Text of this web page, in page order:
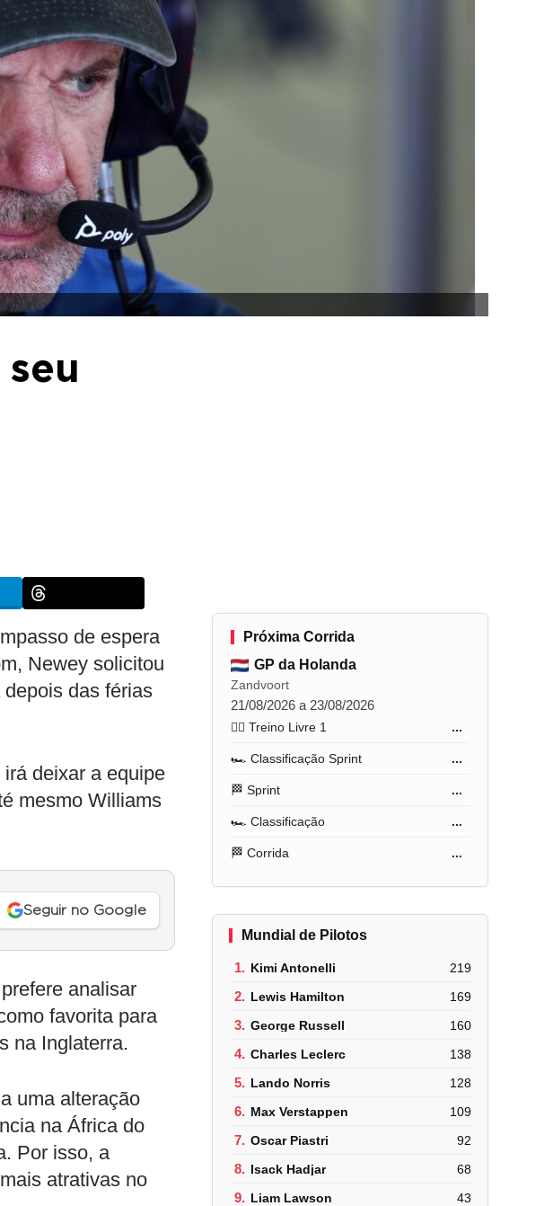
de espera
Newey solicitou
das férias
deixar a equipe
mesmo Williams
Seguir no Google
analisar
favorita para
na Inglaterra.
uma alteração
na África do
Por isso, a
atrativas no
Próxima Corrida
GP da Holanda
Zandvoort
21/08/2026 a 23/08/2026
🏋️‍♂️ Treino Livre 1 ...
🏎️ Classificação Sprint ...
🏁 Sprint ...
🏎️ Classificação ...
🏁 Corrida ...
Mundial de Pilotos
1. Kimi Antonelli 219
2. Lewis Hamilton 169
3. George Russell 160
4. Charles Leclerc 138
5. Lando Norris 128
6. Max Verstappen 109
7. Oscar Piastri 92
8. Isack Hadjar 68
9. Liam Lawson 43